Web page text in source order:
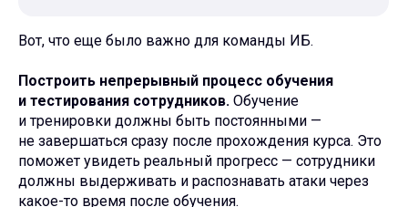
Вот, что еще было важно для команды ИБ.
Построить непрерывный процесс обучения
и тестирования сотрудников. Обучение
и тренировки должны быть постоянными —
не завершаться сразу после прохождения курса. Это
поможет увидеть реальный прогресс — сотрудники
должны выдерживать и распознавать атаки через
какое-то время после обучения.